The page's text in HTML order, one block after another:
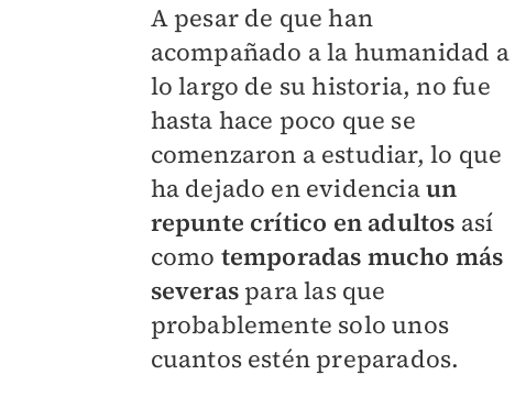
A pesar de que han
acompañado a la humanidad a
lo largo de su historia, no fue
hasta hace poco que se
comenzaron a estudiar, lo que
ha dejado en evidenciaun
repunte crítico en adultos así
como temporadas mucho más
severaspara las que
probablemente solo unos
cuantos estén preparados.